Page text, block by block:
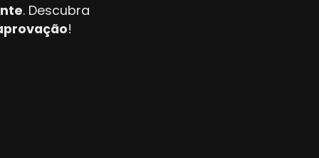
. Descubra
!